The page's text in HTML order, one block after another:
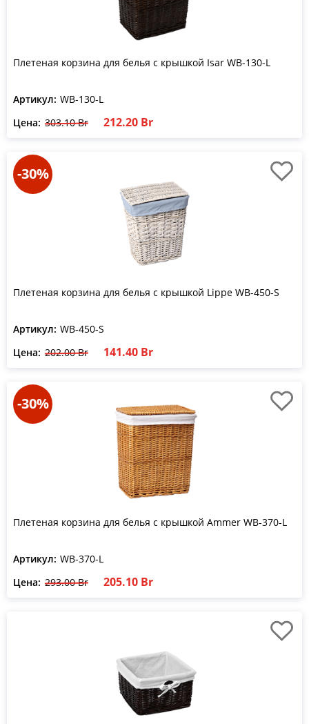
Плетеная корзина для белья с крышкой Isar WB-130-L
Артикул: WB-130-L
Цена: 303.10 Br 212.20 Br
-30%
Плетеная корзина для белья с крышкой Lippe WB-450-S
Артикул: WB-450-S
Цена: 202.00 Br 141.40 Br
-30%
Плетеная корзина для белья с крышкой Ammer WB-370-L
Артикул: WB-370-L
Цена: 293.00 Br 205.10 Br